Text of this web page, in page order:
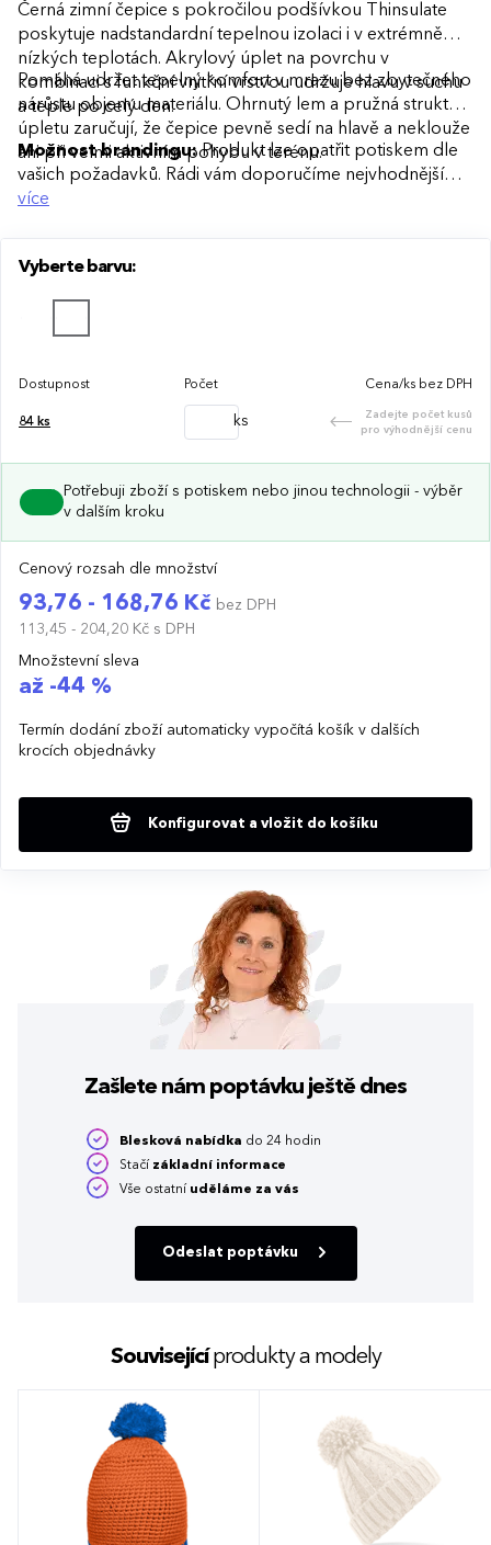
Černá zimní čepice s pokročilou podšívkou Thinsulate
poskytuje nadstandardní tepelnou izolaci i v extrémně
nízkých teplotách. Akrylový úplet na povrchu v
kombinaci s funkční vnitřní vrstvou udržuje hlavu v suchu
a teple po celý den.
Pomáhá udržet tepelný komfort v mrazu bez zbytečného
nárůstu objemu materiálu. Ohrnutý lem a pružná struktura
úpletu zaručují, že čepice pevně sedí na hlavě a neklouže
ani při velmi aktivním pohybu v terénu.
Možnost brandingu:Produkt lze opatřit potiskem dle
vašich požadavků. Rádi vám doporučíme nejvhodnější
technologii potisku s ohledem na design i váš rozpočet.
více
Vyberte barvu:
Dostupnost Počet Cena/ks bez DPH
84 ks ks
Zadejte počet kusů
pro výhodnější cenu
Potřebuji zboží s potiskem nebo jinou technologii - výběr
v dalším kroku
Cenový rozsah dle množství
93,76 - 168,76 Kč bez DPH
113,45 - 204,20 Kč s DPH
Množstevní sleva
až -44 %
Termín dodání zboží automaticky vypočítá košík v dalších
krocích objednávky
Konfigurovat a vložit do košíku
Zašlete nám poptávku ještě dnes
Blesková nabídka do 24 hodin
Stačí základní informace
Vše ostatní uděláme za vás
Odeslat poptávku
Souvisejícíprodukty a modely